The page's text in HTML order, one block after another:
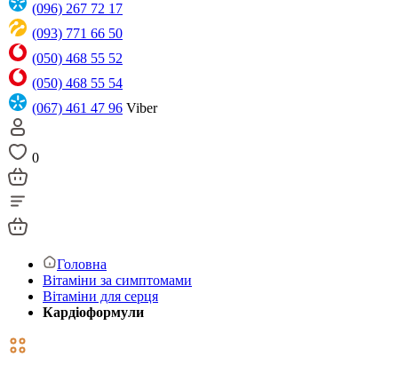
(096) 267 72 17
(093) 771 66 50
(050) 468 55 52
(050) 468 55 54
(067) 461 47 96 Viber
0
Головна
Вітаміни за симптомами
Вітаміни для серця
Кардіоформули